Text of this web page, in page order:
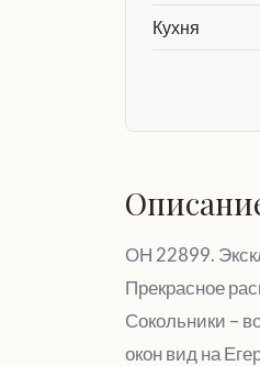
Кухня
ОН 22899.
Прекрасное
Сокольники –
окон вид на